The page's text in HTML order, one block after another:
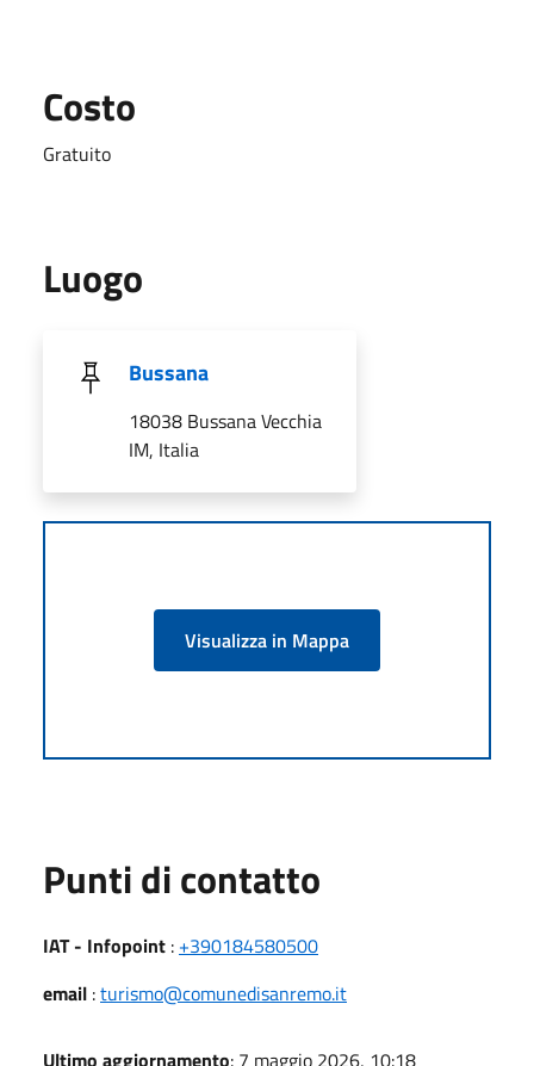
Costo
Gratuito
Luogo
Bussana
18038 Bussana Vecchia
IM, Italia
Visualizza in Mappa
Punti di contatto
IAT - Infopoint : +390184580500
email :turismo@comunedisanremo.it
Ultimo aggiornamento: 7 maggio 2026, 10:18